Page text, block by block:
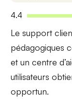
4.4
Lesupport
pédagogiques
et un centre
utilisateurs
opportun.